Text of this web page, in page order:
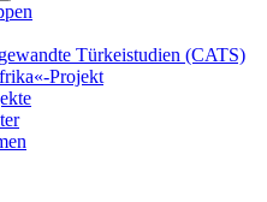
Türkeistudien (CATS)
Projekt